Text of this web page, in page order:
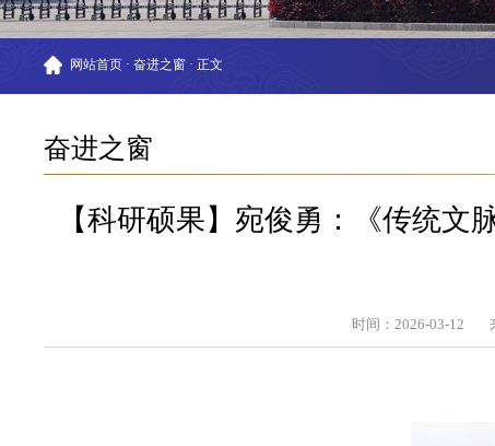
网站首页 · 奋进之窗 · 正文
奋进之窗
【科研硕果】宛俊勇：《传统
时间：2026-03-12